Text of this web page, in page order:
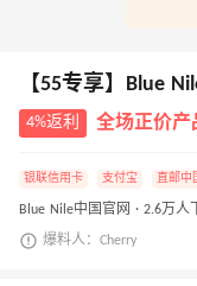
【55专享】Blue
4%返利 全场正价产
银联信用卡 支付宝 直邮中
Blue Nile中国官网 · 2.6万人
爆料人：Cherry